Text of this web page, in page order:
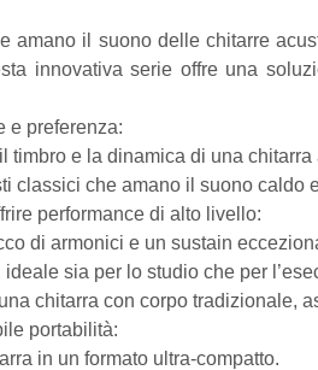
amano il suono delle chitarre
innovativa serie offre una
e preferenza:
timbro e la dinamica di una chitarra
classici che amano il suono caldo
performance di alto livello:
di armonici e un sustain
sia per lo studio che per
chitarra con corpo tradizionale,
portabilità:
in un formato ultra-compatto.